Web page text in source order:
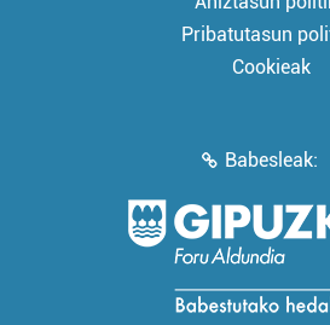
Pribatutasun
Cookieak
Babesleak: